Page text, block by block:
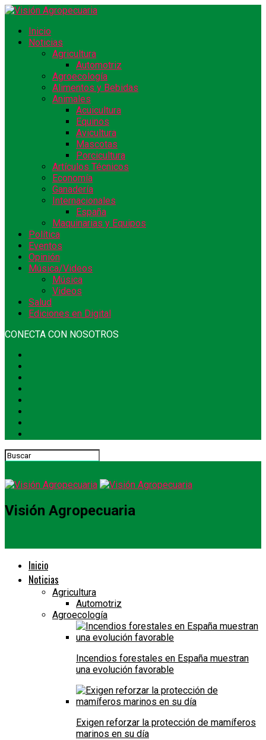
Inicio
Noticias
Agricultura
Automotriz
Agroecología
Alimentos y Bebidas
Animales
Acuicultura
Equinos
Avicultura
Mascotas
Porcicultura
Artículos Técnicos
Economía
Ganadería
Internacionales
España
Maquinarias y Equipos
Política
Eventos
Opinión
Música/Videos
Música
Videos
Salud
Ediciones en Digital
CONECTA CON NOSOTROS
Visión Agropecuaria
Inicio
Noticias
Agricultura
Automotriz
Agroecología
Incendios forestales en España muestran
una evolución favorable
Exigen reforzar la protección de mamíferos
marinos en su día